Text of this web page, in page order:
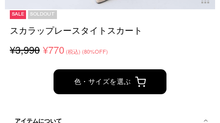
SALE SOLDOUT
スカラップレースタイトスカート
¥3,990 ¥770 (税込) (80%OFF)
色・サイズを選ぶ
アイテムについて